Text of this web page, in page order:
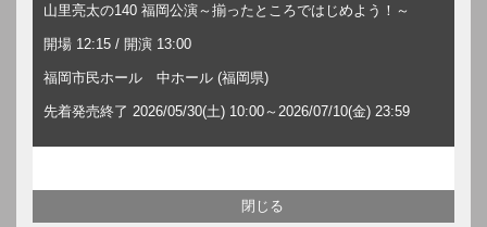
山里亮太の140 福岡公演～揃ったところではじめよう！～
開場 12:15 / 開演 13:00
福岡市民ホール 中ホール (福岡県)
先着発売終了 2026/05/30(土) 10:00～2026/07/10(金) 23:59